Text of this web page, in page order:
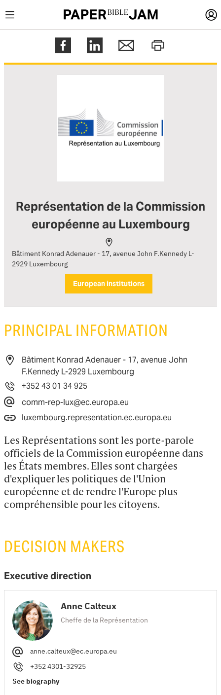
LOGIN
Représentation de la Commission
européenne au Luxembourg
Bâtiment Konrad Adenauer - 17, avenue John F.Kennedy L-
2929 Luxembourg
European institutions
PRINCIPAL INFORMATION
Bâtiment Konrad Adenauer - 17, avenue John
F.Kennedy L-2929 Luxembourg
+352 43 01 34 925
comm-rep-lux@ec.europa.eu
luxembourg.representation.ec.europa.eu
Les Représentations sont les porte-parole
officiels de la Commission européenne dans
les États membres. Elles sont chargées
d'expliquer les politiques de l'Union
européenne et de rendre l'Europe plus
compréhensible pour les citoyens.
DECISION MAKERS
Executive direction
Anne Calteux
Cheffe de la Représentation
anne.calteux@ec.europa.eu
+352 4301-32925
See biography